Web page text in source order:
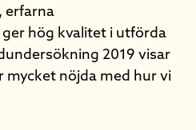
erfarna
hög kvalitet i utförda
2019 visar
mycket nöjda med hur vi